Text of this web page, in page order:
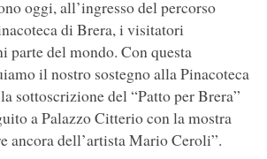
oggi, all’ingresso del percorso
di Brera, i visitatori
parte del mondo. Con questa
il nostro sostegno alla Pinacoteca
sottoscrizione del “Patto per Brera”
a Palazzo Citterio con la mostra
ancora dell’artista Mario Ceroli”.